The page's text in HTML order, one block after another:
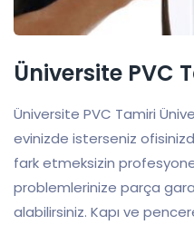
Üniversite PVC
Üniversite PVC Tamiri
evinizde isterseniz
fark etmeksizin
problemlerinize parça
alabilirsiniz. Kapı ve